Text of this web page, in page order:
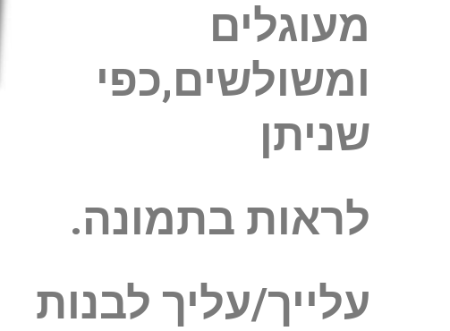
מעוגלים
ומשולשים,כפי
שניתן
לראות בתמונה.
עלייך/עליך לבנות